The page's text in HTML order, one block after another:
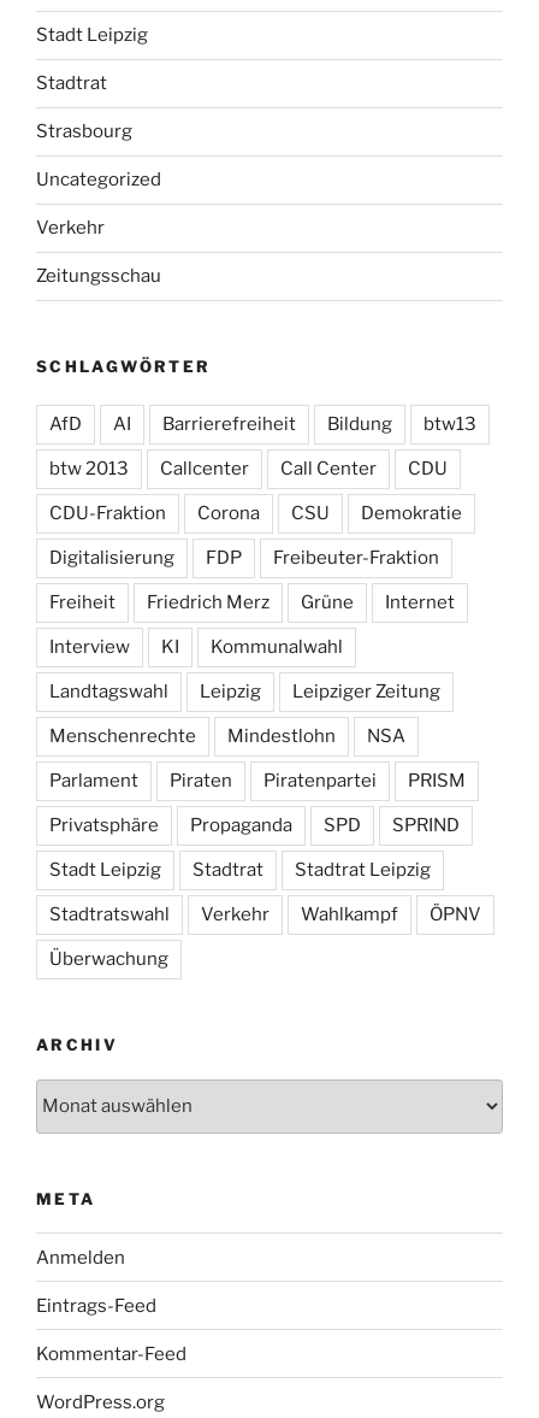
Stadt Leipzig
Stadtrat
Strasbourg
Uncategorized
Verkehr
Zeitungsschau
SCHLAGWÖRTER
AfD AI Barrierefreiheit Bildung btw13
btw 2013 Callcenter Call Center CDU
CDU-Fraktion Corona CSU Demokratie
Digitalisierung FDP Freibeuter-Fraktion
Freiheit Friedrich Merz Grüne Internet
Interview KI Kommunalwahl
Landtagswahl Leipzig Leipziger Zeitung
Menschenrechte Mindestlohn NSA
Parlament Piraten Piratenpartei PRISM
Privatsphäre Propaganda SPD SPRIND
Stadt Leipzig Stadtrat Stadtrat Leipzig
Stadtratswahl Verkehr Wahlkampf ÖPNV
Überwachung
ARCHIV
META
Anmelden
Eintrags-Feed
Kommentar-Feed
WordPress.org